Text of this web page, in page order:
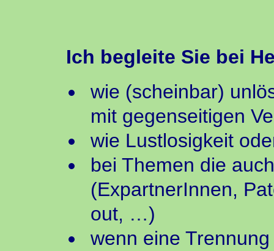
Ich begleite Sie bei
wie (scheinbar)
mit gegenseitigen
wie Lustlosigkeit
bei Themen die
(ExpartnerInnen,
out, …)
wenn eine